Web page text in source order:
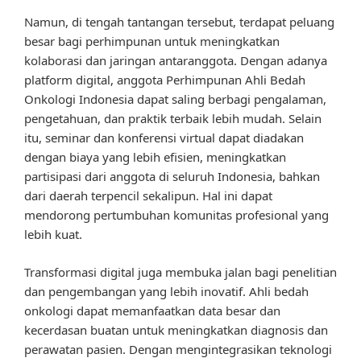
Namun, di tengah tantangan tersebut, terdapat peluang
besar bagi perhimpunan untuk meningkatkan
kolaborasi dan jaringan antaranggota. Dengan adanya
platform digital, anggota Perhimpunan Ahli Bedah
Onkologi Indonesia dapat saling berbagi pengalaman,
pengetahuan, dan praktik terbaik lebih mudah. Selain
itu, seminar dan konferensi virtual dapat diadakan
dengan biaya yang lebih efisien, meningkatkan
partisipasi dari anggota di seluruh Indonesia, bahkan
dari daerah terpencil sekalipun. Hal ini dapat
mendorong pertumbuhan komunitas profesional yang
lebih kuat.
Transformasi digital juga membuka jalan bagi penelitian
dan pengembangan yang lebih inovatif. Ahli bedah
onkologi dapat memanfaatkan data besar dan
kecerdasan buatan untuk meningkatkan diagnosis dan
perawatan pasien. Dengan mengintegrasikan teknologi